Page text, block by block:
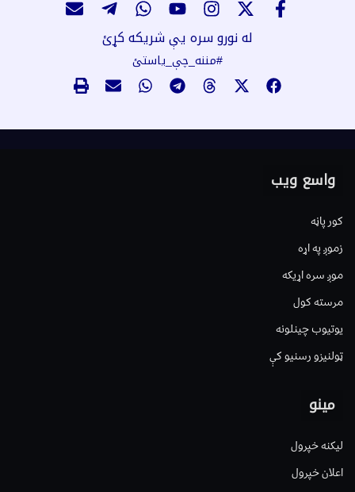
له نورو سره یې شریکه کړئ
#مننه_چې_یاستئ
واسع ویب
کور پاڼه
زموږ په اړه
موږ سره اړیکه
مرسته کول
یوتیوب چینلونه
ټولنیزو رسنیو کې
مینو
لیکنه خپرول
اعلان خپرول